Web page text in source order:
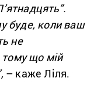
буде, коли ваш
не
що мій
– каже Ліля.